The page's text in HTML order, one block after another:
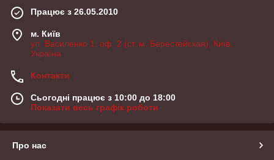
Працює з 26.05.2010
м. Київ
ул. Василенко 1, оф. 2 (ст. м. Берестейская), Київ,
Україна
Контакти
Сьогодні працює з 10:00 до 18:00
Показати весь графік роботи
Про нас